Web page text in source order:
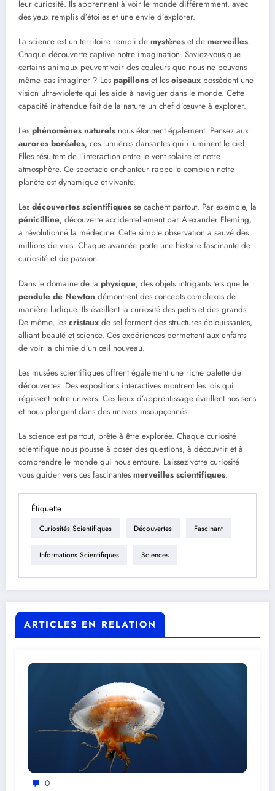
leur curiosité. Ils apprennent à voir le monde différemment, avec
des yeux remplis d’étoiles et une envie d’explorer.
La science est un territoire rempli de mystères et de merveilles.
Chaque découverte captive notre imagination. Saviez-vous que
certains animaux peuvent voir des couleurs que nous ne pouvons
même pas imaginer ? Les papillons et les oiseaux possèdent une
vision ultra-violette qui les aide à naviguer dans le monde. Cette
capacité inattendue fait de la nature un chef d’œuvre à explorer.
Les phénomènes naturels nous étonnent également. Pensez aux
aurores boréales, ces lumières dansantes qui illuminent le ciel.
Elles résultent de l’interaction entre le vent solaire et notre
atmosphère. Ce spectacle enchanteur rappelle combien notre
planète est dynamique et vivante.
Les découvertes scientifiques se cachent partout. Par exemple, la
pénicilline, découverte accidentellement par Alexander Fleming,
a révolutionné la médecine. Cette simple observation a sauvé des
millions de vies. Chaque avancée porte une histoire fascinante de
curiosité et de passion.
Dans le domaine de la physique, des objets intrigants tels que le
pendule de Newton démontrent des concepts complexes de
manière ludique. Ils éveillent la curiosité des petits et des grands.
De même, les cristaux de sel forment des structures éblouissantes,
alliant beauté et science. Ces expériences permettent aux enfants
de voir la chimie d’un œil nouveau.
Les musées scientifiques offrent également une riche palette de
découvertes. Des expositions interactives montrent les lois qui
régissent notre univers. Ces lieux d’apprentissage éveillent nos sens
et nous plongent dans des univers insoupçonnés.
La science est partout, prête à être explorée. Chaque curiosité
scientifique nous pousse à poser des questions, à découvrir et à
comprendre le monde qui nous entoure. Laissez votre curiosité
vous guider vers ces fascinantes merveilles scientifiques.
Étiquette
Curiosités Scientifiques Découvertes Fascinant
Informations Scientifiques Sciences
ARTICLES EN RELATION
0